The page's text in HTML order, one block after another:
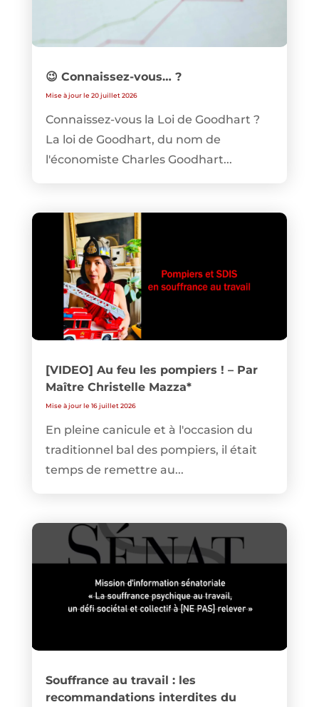
😉 Connaissez-vous… ?
Mise à jour le 20 juillet 2026
Connaissez-vous la Loi de Goodhart ?
La loi de Goodhart, du nom de
l'économiste Charles Goodhart...
[VIDEO] Au feu les pompiers ! – Par
Maître Christelle Mazza*
Mise à jour le 16 juillet 2026
En pleine canicule et à l'occasion du
traditionnel bal des pompiers, il était
temps de remettre au...
Souffrance au travail : les
recommandations interdites du